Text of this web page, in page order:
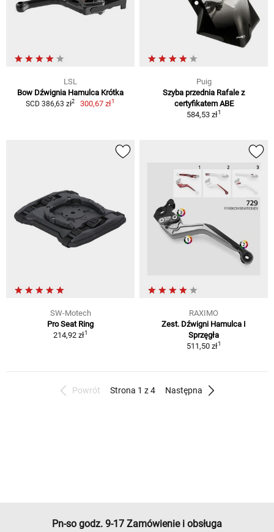
LSL
Bow Dźwignia Hamulca Krótka
SCD 386,63 zł2 300,67 zł1
Puig
Szyba przednia Rafale z
certyfikatem ABE
584,53 zł1
SW-Motech
Pro Seat Ring
214,92 zł1
RAXIMO
Zest. Dźwigni Hamulca I
Sprzęgła
511,50 zł1
Powrót Strona 1 z 4 Następna
Pn-so godz. 9-17 Zamówienie i obsługa